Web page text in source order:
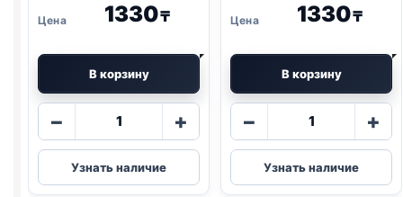
1330₸
В корзину
−
Количество
TitBit
дольки
+
Узнать наличие
1330₸
В корзину
−
Количество
TitBit
нарезка
+
Узнать наличие